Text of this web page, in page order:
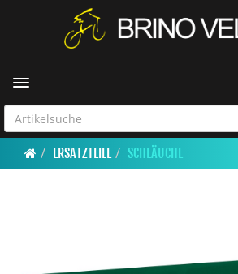
Toggle navigation
ERSATZTEILE SCHLÄUCHE